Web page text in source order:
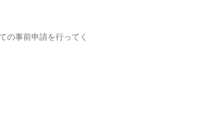
の事前申請を行ってく